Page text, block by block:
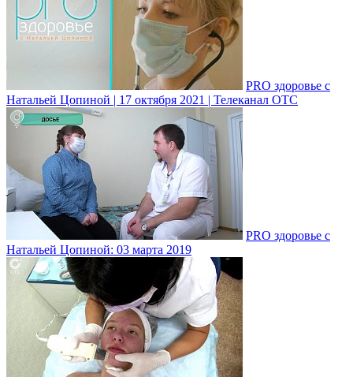
PRO здоровье с
Натальей Цопиной | 17 октября 2021 | Телеканал ОТС
PRO здоровье с
Натальей Цопиной: 03 марта 2019